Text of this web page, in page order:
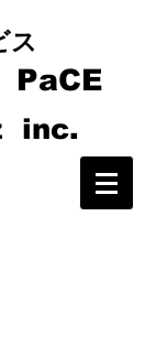
ス
PaCE
inc.